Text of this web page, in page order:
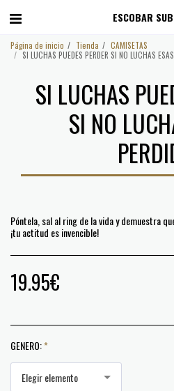
ESCOBAR
Página de inicio Tienda
CAMISETAS
SI LUCHAS PUEDES PERDER SI NO LUCHAS
SI LUCHAS
SI NO
Póntela, sal al ring de la vida y demuestra
¡tu actitud es invencible!
19.95€
GENERO:*
Elegir elemento